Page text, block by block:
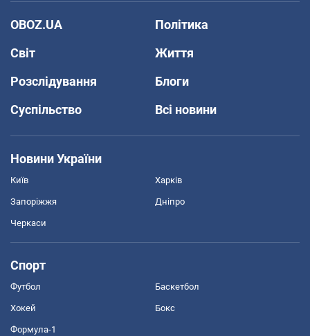
OBOZ.UA
Політика
Світ
Життя
Розслідування
Блоги
Суспільство
Всі новини
Новини України
Київ Харків
Запоріжжя Дніпро
Черкаси
Спорт
Футбол Баскетбол
Хокей Бокс
Формула-1